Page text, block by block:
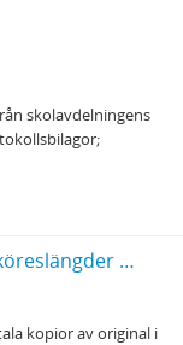
skolavdelningens
Södra Ångermanlands domsaga: Saköreslängder 1736-1770
kopior av original i